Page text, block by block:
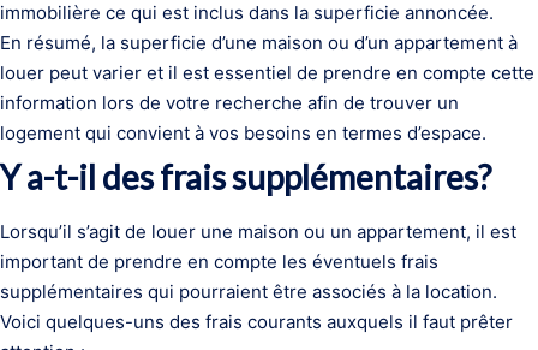
immobilière ce qui est inclus dans la superficie annoncée.
En résumé, la superficie d’une maison ou d’un appartement à
louer peut varier et il est essentiel de prendre en compte cette
information lors de votre recherche afin de trouver un
logement qui convient à vos besoins en termes d’espace.
Y a-t-il des frais supplémentaires?
Lorsqu’il s’agit de louer une maison ou un appartement, il est
important de prendre en compte les éventuels frais
supplémentaires qui pourraient être associés à la location.
Voici quelques-uns des frais courants auxquels il faut prêter